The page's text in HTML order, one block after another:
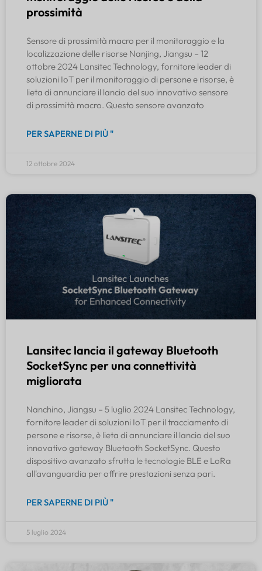
prossimità
Sensore di prossimità macro per il monitoraggio e la
localizzazione delle risorse Nanjing, Jiangsu – 12
ottobre 2024 Lansitec Technology, fornitore leader di
soluzioni IoT per il monitoraggio di persone e risorse, è
lieta di annunciare il lancio del suo innovativo sensore
di prossimità macro. Questo sensore avanzato
PER SAPERNE DI PIÙ "
12 ottobre 2024
Lansitec lancia il gateway Bluetooth
SocketSync per una connettività
migliorata
Nanchino, Jiangsu – 5 luglio 2024 Lansitec Technology,
fornitore leader di soluzioni IoT per il tracciamento di
persone e risorse, è lieta di annunciare il lancio del suo
innovativo gateway Bluetooth SocketSync. Questo
dispositivo avanzato sfrutta le tecnologie BLE e LoRa
all'avanguardia per offrire prestazioni senza pari.
PER SAPERNE DI PIÙ "
5 luglio 2024